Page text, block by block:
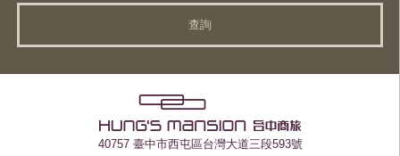
查詢
40757 臺中市西屯區台灣大道三段593號